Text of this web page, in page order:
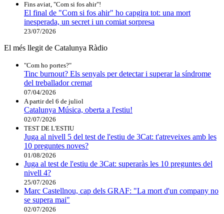
Fins aviat, "Com si fos ahir"!
El final de "Com si fos ahir" ho capgira tot: una mort
inesperada, un secret i un comiat sorpresa
23/07/2026
El més llegit de Catalunya Ràdio
"Com ho portes?"
Tinc burnout? Els senyals per detectar i superar la síndrome
del treballador cremat
07/04/2026
A partir del 6 de juliol
Catalunya Música, oberta a l'estiu!
02/07/2026
TEST DE L'ESTIU
Juga al nivell 5 del test de l'estiu de 3Cat: t'atreveixes amb les
10 preguntes noves?
01/08/2026
Juga al test de l'estiu de 3Cat: superaràs les 10 preguntes del
nivell 4?
25/07/2026
Marc Castellnou, cap dels GRAF: "La mort d'un company no
se supera mai"
02/07/2026